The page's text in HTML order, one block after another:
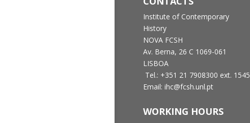
Institute of Contemporary
History
NOVA FCSH
Av. Berna, 26 C 1069-061
LISBOA
Tel.: +351 21 7908300 ext. 1545
Email: ihc@fcsh.unl.pt
WORKING HOURS